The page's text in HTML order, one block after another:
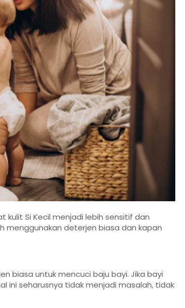
Si Kecil menjadi lebih sensitif dan
menggunakan deterjen biasa dan kapan
biasa untuk mencuci baju bayi. Jika bayi
ini seharusnya tidak menjadi masalah, tidak